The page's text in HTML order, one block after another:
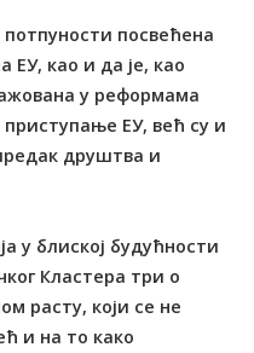
потпуности посвећена
ЕУ, као и да је, као
у реформама
приступање ЕУ, већ су и
друштва и
у блиској будућности
Кластера три о
расту, који се не
и на то како